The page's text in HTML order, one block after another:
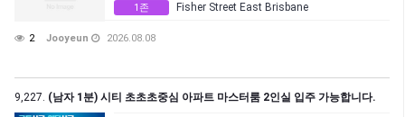
1존 Fisher Street East Brisbane
2 Jooyeun 2026.08.08
9,227. (남자 1분) 시티 초초초중심 아파트 마스터룸 2인실 입주 가능합니다.